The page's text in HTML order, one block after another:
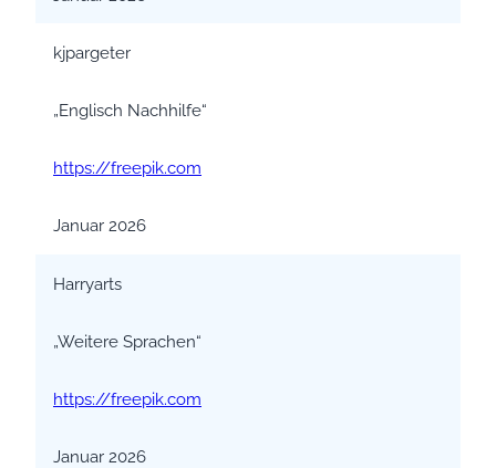
kjpargeter
„Englisch Nachhilfe“
https://freepik.com
Januar 2026
Harryarts
„Weitere Sprachen“
https://freepik.com
Januar 2026